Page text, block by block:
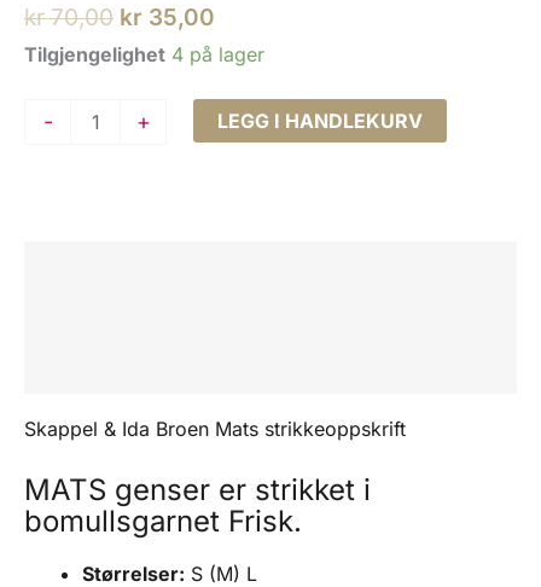
kr70,00 Opprinnelig
pris
kr 70,00.
kr 35,00
pris
kr 35,00.
Tilgjengelighet 4 på lager
-
Skappel
+ LEGG I HANDLEKURV
Skappel & Ida Broen Mats strikkeoppskrift
MATS genser er strikket i
bomullsgarnet Frisk.
Størrelser: S (M) L